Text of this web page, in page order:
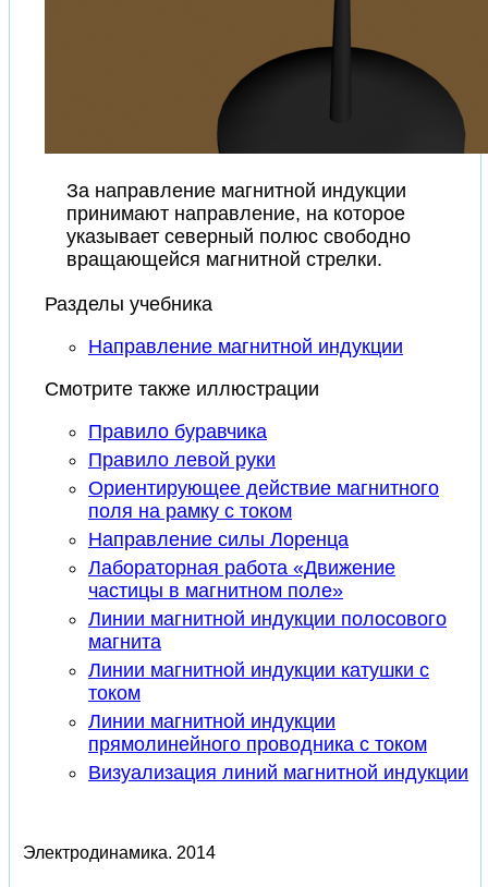
За направление магнитной индукции
принимают направление, на которое
указывает северный полюс свободно
вращающейся магнитной стрелки.
Разделы учебника
Направление магнитной индукции
Смотрите также иллюстрации
Правило буравчика
Правило левой руки
Ориентирующее действие магнитного
поля на рамку с током
Направление силы Лоренца
Лабораторная работа «Движение
частицы в магнитном поле»
Линии магнитной индукции полосового
магнита
Линии магнитной индукции катушки с
током
Линии магнитной индукции
прямолинейного проводника с током
Визуализация линий магнитной индукции
Электродинамика. 2014